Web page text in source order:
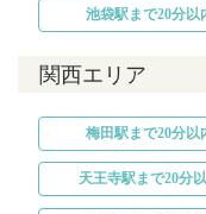
池袋駅まで20分以
関西エリア
梅田駅まで20分以
天王寺駅まで20分